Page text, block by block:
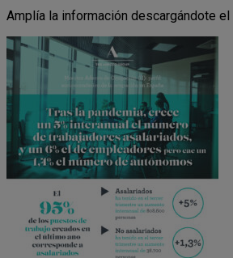
Amplía la información descargándote el